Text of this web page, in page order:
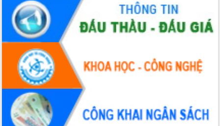
sản sống” trong dòng chảy toàn cầu
Xây dựng nông thôn mới: Nâng cao đời
sống người dân từ những mô hình thiết
thực
Quyết liệt tháo gỡ vướng mắc, đẩy
nhanh tiến độ các dự án trọng điểm
trong Khu kinh tế Nam Phú Yên
Hòn Yến phát triển du lịch gắn với bảo
tồn biển
Lấy ý kiến điều chỉnh Quy hoạch tỉnh
Đắk Lắk thời kỳ 2021-2030, tầm nhìn
đến năm 2050